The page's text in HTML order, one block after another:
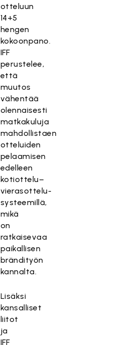
otteluun
14+5
hengen
kokoonpano.
IFF
perustelee,
että
muutos
vähentää
olennaisesti
matkakuluja
mahdollistaen
otteluiden
pelaamisen
edelleen
kotiottelu–
vierasottelu-
systeemillä,
mikä
on
ratkaisevaa
paikallisen
brändityön
kannalta.
Lisäksi
kansalliset
liitot
ja
IFF